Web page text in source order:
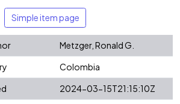
Simple item page
Metzger, Ronald G.
Colombia
2024-03-15T21:15:10Z